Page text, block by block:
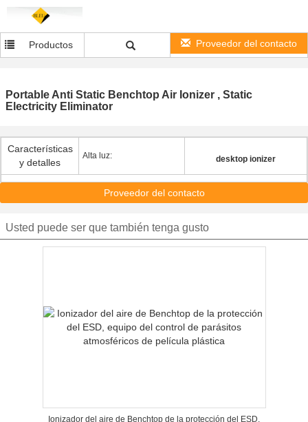
Productos Proveedor del contacto
Portable Anti Static Benchtop Air Ionizer , Static
Electricity Eliminator
Características
y detalles
Alta luz: desktop ionizer
Proveedor del contacto
Usted puede ser que también tenga gusto
Ionizador del aire de Benchtop de la protección del ESD,